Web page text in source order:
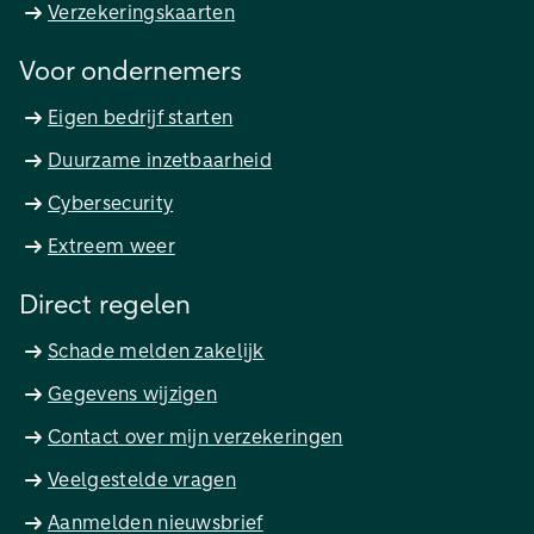
Verzekeringskaarten
Voor ondernemers
Eigen bedrijf starten
Duurzame inzetbaarheid
Cybersecurity
Extreem weer
Direct regelen
Schade melden zakelijk
Gegevens wijzigen
Contact over mijn verzekeringen
Veelgestelde vragen
Aanmelden nieuwsbrief